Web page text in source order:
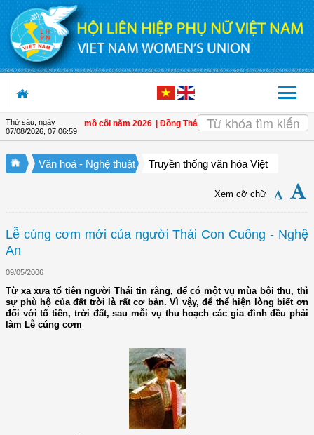
Truy cập nội dung luôn
Thứ sáu, ngày
07/08/2026, 07:07:00
hỗ trợ trẻ em mồ côi năm 2026 | Đồng Tháp: Quán triệt Nghị quyết Đại hội
Văn hoá - Nghệ thuật Truyền thống văn hóa Việt
Xem cỡ chữ
Lễ cúng cơm mới của người Thái Con Cuông - Nghệ
An
09/05/2006
Từ xa xưa tổ tiên người Thái tin rằng, để có một vụ mùa bội thu, thì
sự phù hộ của đất trời là rất cơ bản. Vì vậy, để thể hiện lòng biết ơn
đối với tổ tiên, trời đất, sau mỗi vụ thu hoạch các gia đình đều phải
làm Lễ cúng cơm